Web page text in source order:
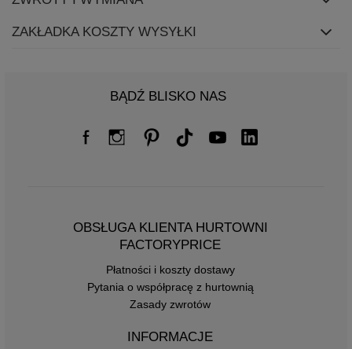
ZAKŁADKA KOSZTY WYSYŁKI
BĄDŹ BLISKO NAS
OBSŁUGA KLIENTA HURTOWNI
FACTORYPRICE
Płatności i koszty dostawy
Pytania o współpracę z hurtownią
Zasady zwrotów
INFORMACJE